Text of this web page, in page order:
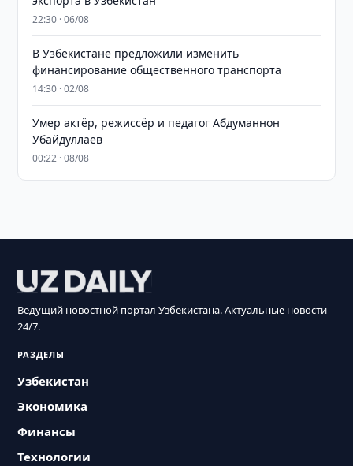
22:30 · 06/08
В Узбекистане предложили изменить
финансирование общественного транспорта
14:30 · 02/08
Умер актёр, режиссёр и педагог Абдуманнон
Убайдуллаев
00:22 · 08/08
Ведущий новостной портал Узбекистана. Актуальные новости
24/7.
РАЗДЕЛЫ
Узбекистан
Экономика
Финансы
Технологии